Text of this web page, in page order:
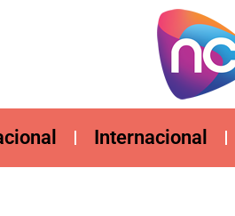
Internacional